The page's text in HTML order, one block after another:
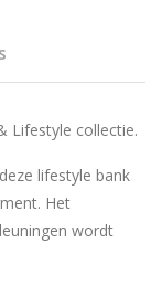
Lifestyle collectie.
lifestyle bank
Het
wordt